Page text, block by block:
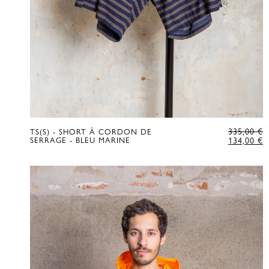
TS(S) - SHORT À CORDON DE
SERRAGE - BLEU MARINE
335,00€LE
DE
134,00 €LE